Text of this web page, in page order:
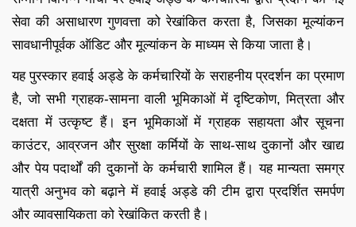
सेवा की असाधारण गुणवत्ता को रेखांकित करता है, जिसका मूल्यांकन
सावधानीपूर्वक ऑडिट और मूल्यांकन के माध्यम से किया जाता है।
यह पुरस्कार हवाई अड्डे के कर्मचारियों के सराहनीय प्रदर्शन का प्रमाण
है, जो सभी ग्राहक-सामना वाली भूमिकाओं में दृष्टिकोण, मित्रता और
दक्षता में उत्कृष्ट हैं। इन भूमिकाओं में ग्राहक सहायता और सूचना
काउंटर, आव्रजन और सुरक्षा कर्मियों के साथ-साथ दुकानों और खाद्य
और पेय पदार्थों की दुकानों के कर्मचारी शामिल हैं। यह मान्यता समग्र
यात्री अनुभव को बढ़ाने में हवाई अड्डे की टीम द्वारा प्रदर्शित समर्पण
और व्यावसायिकता को रेखांकित करती है।